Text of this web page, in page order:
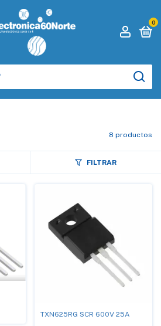
0
8 productos
FILTRAR
TXN625RG SCR 600V 25A